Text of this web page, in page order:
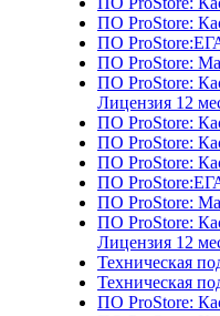
ПО ProStore:
ПО
ПО ProStore:
ПО ProStore:
Лицензия 12
ПО ProStore:
ПО ProStore:
ПО ProStore:
ПО
ПО ProStore:
ПО ProStore:
Лицензия 12
Техническая
Техническая
ПО ProStore: